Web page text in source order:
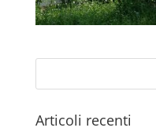
Articoli recenti